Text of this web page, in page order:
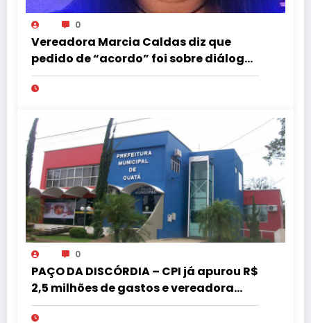
0
Vereadora Marcia Caldas diz que
pedido de “acordo” foi sobre diálogo
institucional
0
PAÇO DA DISCÓRDIA – CPI já apurou R$
2,5 milhões de gastos e vereadora
pede “acordo” para aprovar R$ 9,5